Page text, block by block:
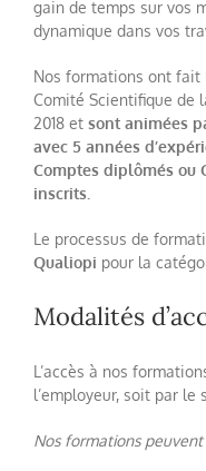
gain de temps sur vos
dynamique dans vos
Nos formations ont fait
Comité Scientifique de
2018 et sont animées
avec 5 années
Comptes diplômés ou
inscrits.
Le processus de
Qualiopi pour la
Modalités
L’accès à nos
l’employeur, soit par le
Nos formations